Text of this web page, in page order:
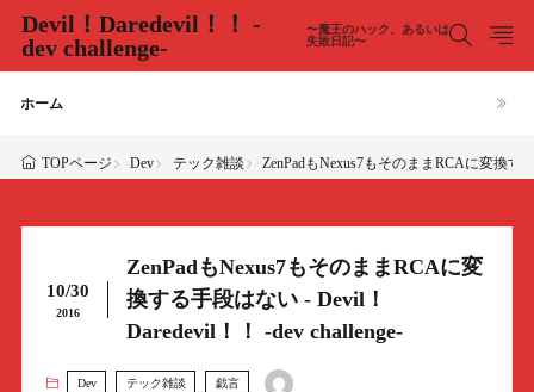
Devil！Daredevil！！ -
dev challenge-
〜魔王のハック、あるいは
失敗日記〜
ホーム
TOPページ Dev テック雑談 ZenPadもNexus7もそのままRCAに変換す
10/30
2016
ZenPadもNexus7もそのままRCAに変
換する手段はない - Devil！
Daredevil！！ -dev challenge-
Dev テック雑談 戯言